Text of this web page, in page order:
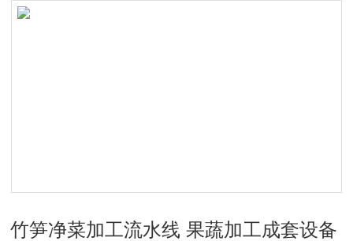
竹笋净菜加工流水线 果蔬加工成套设备